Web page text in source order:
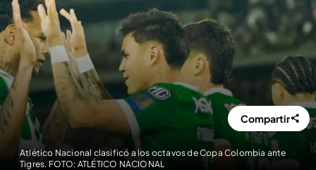
Atlético Nacional clasificó a los octavos de Copa Colombia ante
Tigres. FOTO: ATLÉTICO NACIONAL
Compartir